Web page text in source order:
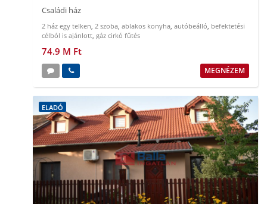
Családi ház
2 ház egy telken, 2 szoba, ablakos konyha, autóbeálló, befektetési
célból is ajánlott, gáz cirkó fűtés
74.9 M Ft
MEGNÉZEM
ELADÓ